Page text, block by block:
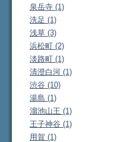
泉岳寺 (1)
洗足 (1)
浅草 (3)
浜松町 (2)
淡路町 (1)
清澄白河 (1)
渋谷 (10)
湯島 (1)
溜池山王 (1)
王子神谷 (1)
用賀 (1)